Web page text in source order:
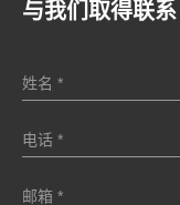
与我们取得联系